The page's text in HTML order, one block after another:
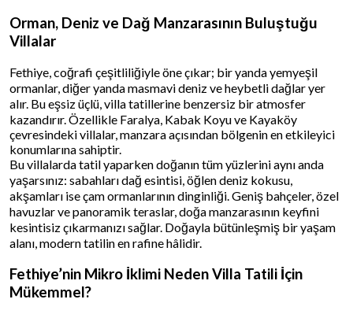
Orman, Deniz ve Dağ Manzarasının Buluştuğu
Villalar
Fethiye, coğrafi çeşitliliğiyle öne çıkar; bir yanda yemyeşil
ormanlar, diğer yanda masmavi deniz ve heybetli dağlar yer
alır. Bu eşsiz üçlü, villa tatillerine benzersiz bir atmosfer
kazandırır. Özellikle Faralya, Kabak Koyu ve Kayaköy
çevresindeki villalar, manzara açısından bölgenin en etkileyici
konumlarına sahiptir.
Bu villalarda tatil yaparken doğanın tüm yüzlerini aynı anda
yaşarsınız: sabahları dağ esintisi, öğlen deniz kokusu,
akşamları ise çam ormanlarının dinginliği. Geniş bahçeler, özel
havuzlar ve panoramik teraslar, doğa manzarasının keyfini
kesintisiz çıkarmanızı sağlar. Doğayla bütünleşmiş bir yaşam
alanı, modern tatilin en rafine hâlidir.
Fethiye’nin Mikro İklimi Neden Villa Tatili İçin
Mükemmel?